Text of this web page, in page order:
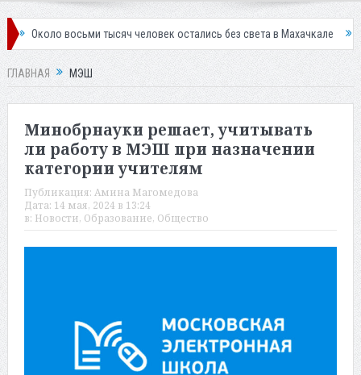
восьми тысяч человек остались без света в Махачкале В
ГЛАВНАЯ МЭШ
Минобрнауки решает, учитывать
ли работу в МЭШ при назначении
категории учителям
Публикация: Амина Магомедова
Дата: 14 мая, 2024 в 13:24
в: Новости, Образование, Общество